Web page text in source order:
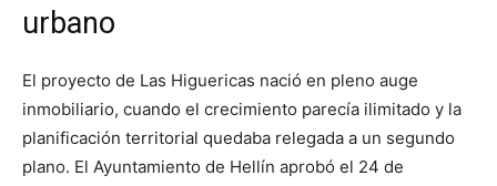
urbano
El proyecto de Las Higuericas nació en pleno auge
inmobiliario, cuando el crecimiento parecía ilimitado y la
planificación territorial quedaba relegada a un segundo
plano. El Ayuntamiento de Hellín aprobó el 24 de